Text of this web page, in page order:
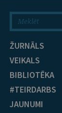
ŽURNĀLS
VEIKALS
BIBLIOTĒKA
#TEIRDARBS
JAUNUMI